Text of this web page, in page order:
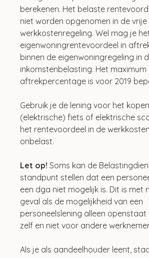
berekenen. Het belaste
niet worden opgenomen in de
werkkostenregeling. Wel mag je
eigenwoningrentevoordeel in
binnen de eigenwoningregeling in
inkomstenbelasting. Het maximum
aftrekpercentage is voor 2019
Gebruik je de lening voor het
(elektrische) fiets of elektrische
het rentevoordeel in de
onbelast.
Let op! Soms kan de
standpunt stellen dat een
een dga niet mogelijk is. Dit is met
geval als de mogelijkheid van een
personeelslening alleen
zelf en niet voor andere
Als je als aandeelhouder leent,